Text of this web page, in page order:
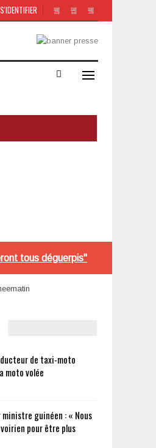
S'IDENTIFIER
tous déguerpis"
de taxi-moto
moto volée
ministre guinéen : « Nous
pour être plus